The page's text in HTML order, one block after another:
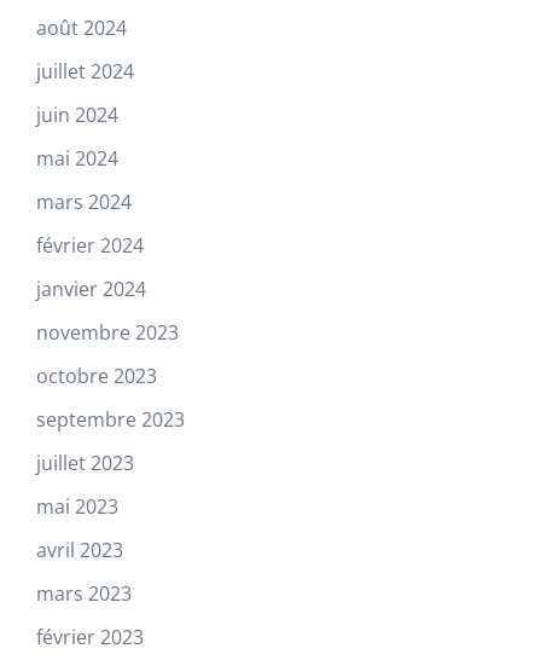
août 2024
juillet 2024
juin 2024
mai 2024
mars 2024
février 2024
janvier 2024
novembre 2023
octobre 2023
septembre 2023
juillet 2023
mai 2023
avril 2023
mars 2023
février 2023